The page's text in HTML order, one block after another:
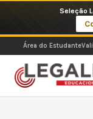
o
conteúdo
Seleção
Área do Estudante